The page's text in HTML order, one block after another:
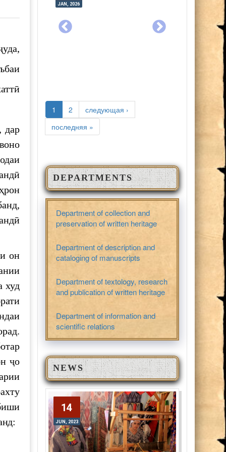
он
худ
ҷо
JAN, 2026
PAGES
1 2
следующая ›
последняя »
DEPARTMENTS
Department of collection and
preservation of written heritage
Department of description and
cataloging of manuscripts
Department of textology, research
and publication of written heritage
Department of information and
scientific relations
NEWS
14
JUN, 2023
14
JUN, 2023